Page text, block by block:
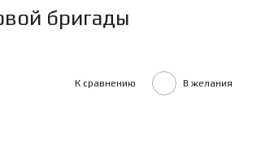
бригады
К сравнению В желания